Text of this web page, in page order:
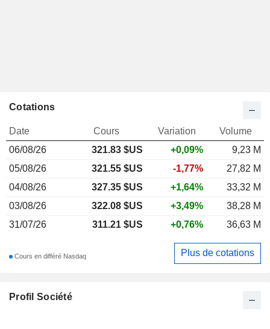
Profil Société
Cotations
Date Cours Variation
Volume
06/08/26
321.83 $US +0,09%
9,23 M
05/08/26
321.55 $US -1,77%
27,82 M
04/08/26
327.35 $US +1,64%
33,32 M
03/08/26
322.08 $US +3,49%
38,28 M
31/07/26
311.21 $US +0,76% 36,63 M
Cours en différé Nasdaq Plus de cotations